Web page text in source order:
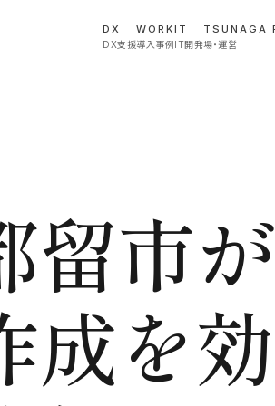
DX
DX支援
WORK
導入事例
IT
IT開発
TSUNAGA
場・運営
留市
成を